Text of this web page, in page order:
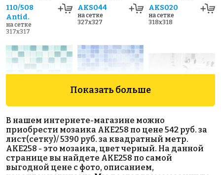
110/508
Antid.
на сетке
317x317
AKS044
на сетке
327x327
AKS020
на сетке
318x318
2800 руб./м²
AKS047
на сетке
300x300
2219 руб./м²
AKS033
на сетке
327x327
Hexagon Big
White
Antislip
95x110
на сетке
295x256
Показать больше
В нашем интернете-магазине можно
приобрести мозаика AKE258 по цене 542 руб. за
лист(сетку)/ 5390 руб. за квадратный метр.
AKE258 - это мозаика, цвет черный. На данной
странице вы найдете AKE258 по самой
выгодной цене с фото, описанием,